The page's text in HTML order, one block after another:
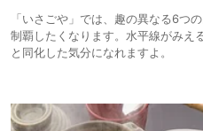
「いさごや」では、趣の異なる6つ
制覇したくなります。水平線がみえ
と同化した気分になれますよ。